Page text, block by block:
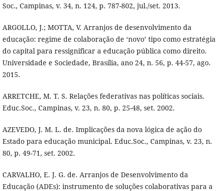
Soc., Campinas, v. 34, n. 124, p. 787-802, jul./set. 2013.
ARGOLLO, J.; MOTTA, V. Arranjos de desenvolvimento da
educação: regime de colaboração de ‘novo’ tipo como estratégia
do capital para ressignificar a educação pública como direito.
Universidade e Sociedade, Brasília, ano 24, n. 56, p. 44-57, ago.
2015.
ARRETCHE, M. T. S. Relações federativas nas políticas sociais.
Educ.Soc., Campinas, v. 23, n. 80, p. 25-48, set. 2002.
AZEVEDO, J. M. L. de. Implicações da nova lógica de ação do
Estado para educação municipal. Educ.Soc., Campinas, v. 23, n.
80, p. 49-71, set. 2002.
CARVALHO, E. J. G. de. Arranjos de Desenvolvimento da
Educação (ADEs): instrumento de soluções colaborativas para a